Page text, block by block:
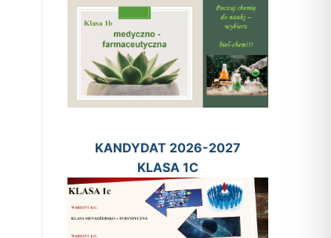
KANDYDAT 2026-2027
KLASA 1C